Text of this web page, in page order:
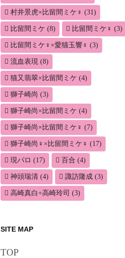
村井景虎×比留間ミケ♀ (31)
比留間ミケ (8) 比留間ミケ♀ (3)
比留間ミケ♀×愛猫玉響♀ (3)
流血表現 (8)
猫又翡翠×比留間ミケ (4)
獅子崎尚 (3)
獅子崎尚×比留間ミケ (4)
獅子崎尚×比留間ミケ♀ (7)
獅子崎尚♀×比留間ミケ♀ (17)
現パロ (17) 百合 (4)
神頭瑞清 (4) 諏訪隆成 (3)
高崎真白+高崎玲司 (3)
SITE MAP
TOP